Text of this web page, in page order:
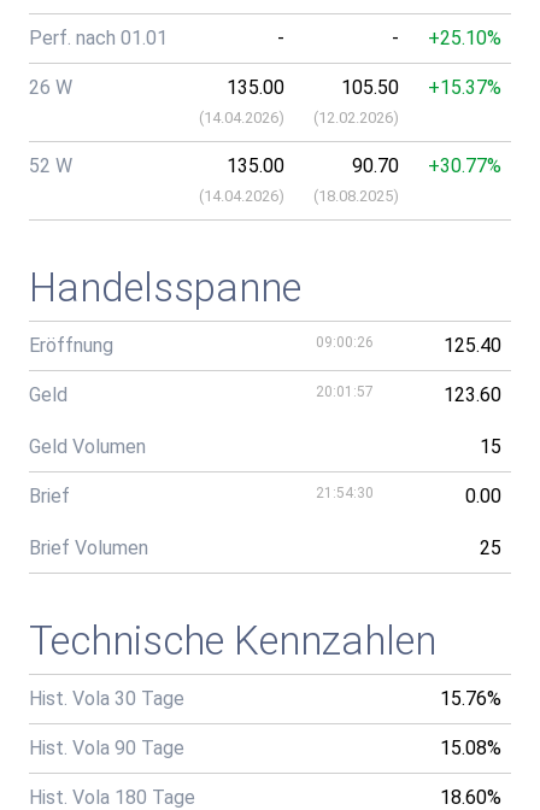
Perf. nach 01.01 - - +25.10%
26 W 135.00
(14.04.2026)
105.50
(12.02.2026)
+15.37%
52 W 135.00
(14.04.2026)
90.70
(18.08.2025)
+30.77%
Handelsspanne
Eröffnung 09:00:26 125.40
Geld 20:01:57 123.60
Geld Volumen 15
Brief 21:54:30 0.00
Brief Volumen 25
Technische Kennzahlen
Hist. Vola 30 Tage 15.76%
Hist. Vola 90 Tage 15.08%
Hist. Vola 180 Tage 18.60%